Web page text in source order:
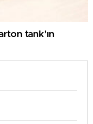
tank’ın